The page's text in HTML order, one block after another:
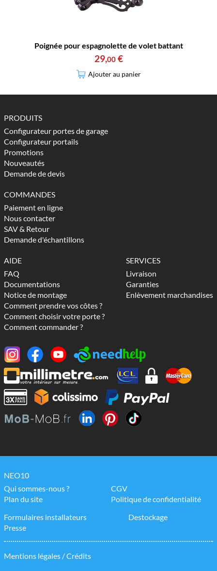
Poignée pour espagnolette de volet battant
29,00 €
Ajouter au panier
PRODUITS
Configurateur portes de garage
Configurateur portails
Promotions
Nouveautés
Demande de devis
COMMANDES
Paiement en ligne
Nous contacter
SAV & Retour
Demande d'échantillons
AIDE
FAQ
Documentations
Notice de montage
Comment prendre vos côtes ?
Comment choisir votre porte ?
Comment commander ?
SERVICES
Livraison
Garanties
Enlèvement marchandises
NEO10
Qui sommes-nous ?
Plan du site
CGV
Politique de confidentialité
Formulaires installateurs
Presse
Destockage
Mentions légales / Crédits